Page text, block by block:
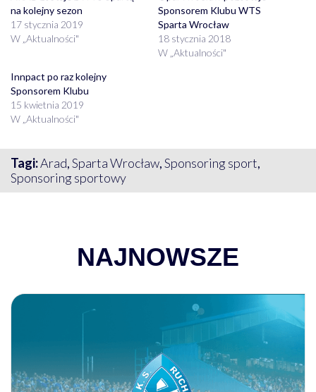
na kolejny sezon
17 stycznia 2019
W „Aktualności"
Sponsorem Klubu WTS
Sparta Wrocław
18 stycznia 2018
W „Aktualności"
Innpact po raz kolejny
Sponsorem Klubu
15 kwietnia 2019
W „Aktualności"
Tagi:Arad,Sparta Wrocław,Sponsoring sport,
Sponsoring sportowy
NAJNOWSZE